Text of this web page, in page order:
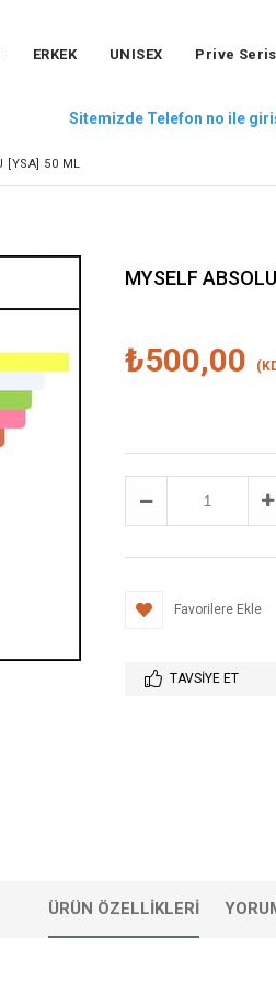
ERKEK UNISEX Prive
Sitemizde Telefon no ile
[YSA] 50 ML
MYSELF
₺500,00
Favorilere Ekle
TAVSIYE ET
ÜRÜN ÖZELLIKLERI